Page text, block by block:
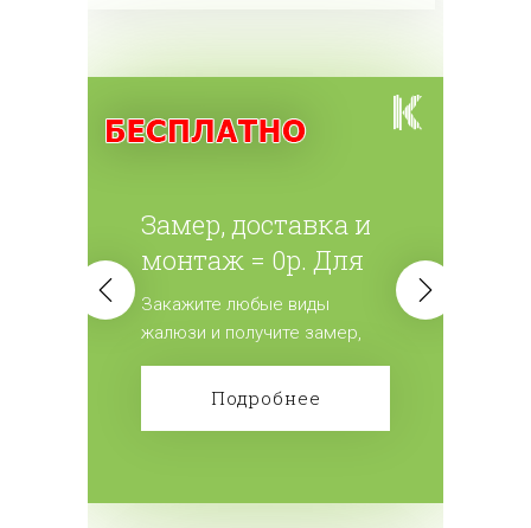
Замер, доставка и
монтаж = 0р. Для
всех жалюзи.
Закажите любые виды
жалюзи и получите замер,
доставку и монтаж
бесплатно! Сделайте заказ!
Подробнее